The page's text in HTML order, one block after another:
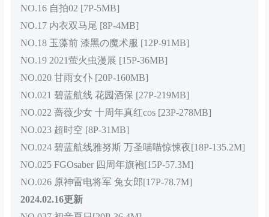
NO.16 自拍02 [7P-5MB]
NO.17 内衣双马尾 [8P-4MB]
NO.18 玉藻前 漆黑の魔术服 [12P-91MB]
NO.19 2021萤火虫漫展 [15P-36MB]
NO.020 甘雨女仆 [20P-160MB]
NO.021 碧蓝航线 花园酒保 [27P-219MB]
NO.022 蔷薇少女 十周年真红cos [23P-278MB]
NO.023 超时空 [8P-31MB]
NO.024 碧蓝航线雅努斯 万圣喵喵惊悚夜[18P-135.2M]
NO.025 FGOsaber 四周年旗袍[15P-57.3M]
NO.026 原神雷电将军 兔女郎[17P-78.7M]
2024.02.16更新